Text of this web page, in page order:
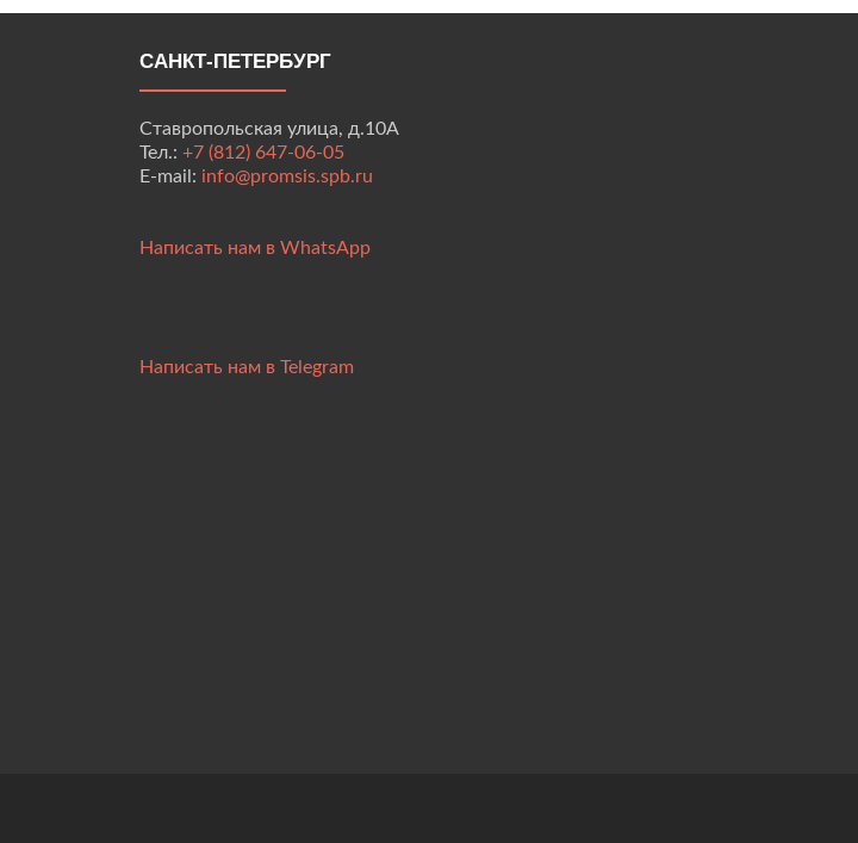
САНКТ-ПЕТЕРБУРГ
Ставропольская улица, д.10А
Тел.: +7 (812) 647-06-05
E-mail: info@promsis.spb.ru
Написать нам в WhatsApp
Написать нам в Telegram